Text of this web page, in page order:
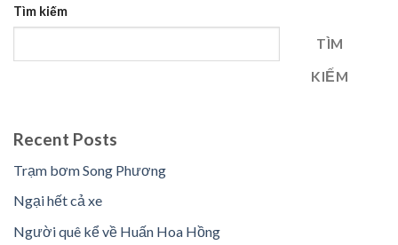
Tìm kiếm
TÌM
KIẾM
Recent Posts
Trạm bơm Song Phương
Ngại hết cả xe
Người quê kể về Huấn Hoa Hồng